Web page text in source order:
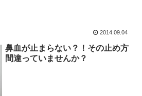
2014.09.04
鼻血が止まらない？！その止め方
間違っていませんか？